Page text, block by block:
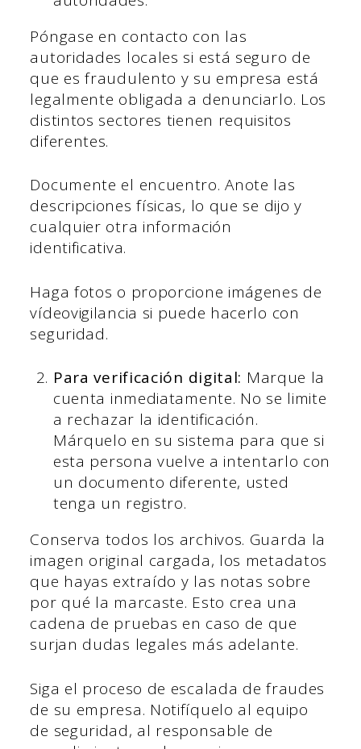
Póngase en contacto con las
autoridades locales si está seguro de
que es fraudulento y su empresa está
legalmente obligada a denunciarlo. Los
distintos sectores tienen requisitos
diferentes.
Documente el encuentro. Anote las
descripciones físicas, lo que se dijo y
cualquier otra información
identificativa.
Haga fotos o proporcione imágenes de
vídeovigilancia si puede hacerlo con
seguridad.
Para verificación digital: Marque la
cuenta inmediatamente. No se limite
a rechazar la identificación.
Márquelo en su sistema para que si
esta persona vuelve a intentarlo con
un documento diferente, usted
tenga un registro.
Conserva todos los archivos. Guarda la
imagen original cargada, los metadatos
que hayas extraído y las notas sobre
por qué la marcaste. Esto crea una
cadena de pruebas en caso de que
surjan dudas legales más adelante.
Siga el proceso de escalada de fraudes
de su empresa. Notifíquelo al equipo
de seguridad, al responsable de